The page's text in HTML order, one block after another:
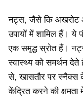
नट्स, जैसे कि अखरोट
उपायों में शामिल हैं।
एक समृद्ध स्रोत हैं।
स्वास्थ्य को समर्थन
से, खासतौर पर स्नैक्स
केंद्रित करने की क्षमता